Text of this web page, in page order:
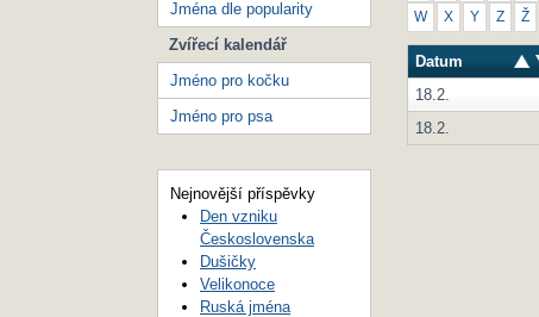
W X Y Z Ž
Datum
18.2.
18.2.
Jména dle popularity
Zvířecí kalendář
Jméno pro kočku
Jméno pro psa
Nejnovější příspěvky
Den vzniku
Československa
Dušičky
Velikonoce
Ruská jména